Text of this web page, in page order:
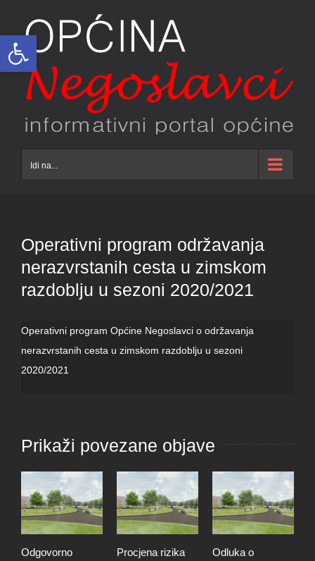
Open toolbar
content
Idi na...
Operativni program održavanja
nerazvrstanih cesta u zimskom
razdoblju u sezoni 2020/2021
Operativni program Općine Negoslavci o održavanja
nerazvrstanih cesta u zimskom razdoblju u sezoni
2020/2021
Prikaži povezane objave
Odgovorno
Procjena rizika
Odluka o